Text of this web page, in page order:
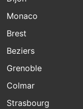
Monaco
Brest
Beziers
Grenoble
Colmar
Strasbourg